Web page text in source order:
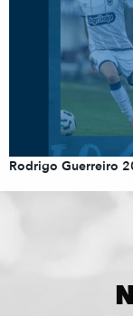
Rodrigo Guerreiro